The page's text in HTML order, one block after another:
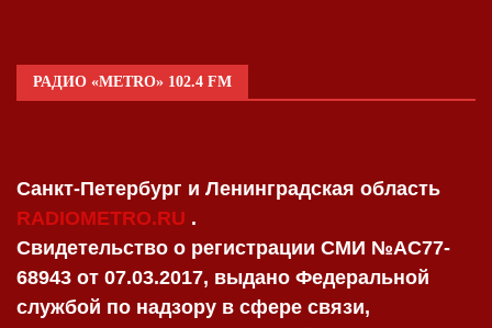
РАДИО «METRO» 102.4 FM
Санкт-Петербург и Ленинградская область
RADIOMETRO.RU .
Свидетельство о регистрации СМИ №AC77-
68943 от 07.03.2017, выдано Федеральной
службой по надзору в сфере связи,